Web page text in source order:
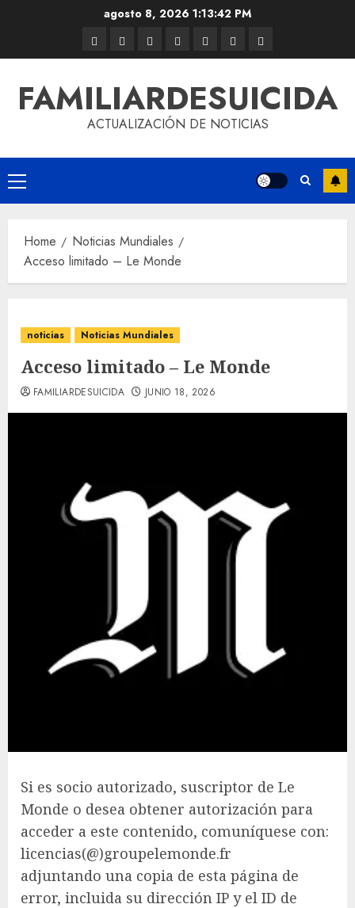
agosto 8, 2026 1:13:42 PM
FAMILIARDESUICIDA
ACTUALIZACIÓN DE NOTICIAS
Home
Noticias Mundiales
Acceso limitado – Le Monde
noticias Noticias Mundiales
Acceso limitado – Le Monde
FAMILIARDESUICIDA JUNIO 18, 2026
Si es socio autorizado, suscriptor de Le
Monde o desea obtener autorización para
acceder a este contenido, comuníquese con:
licencias(@)groupelemonde.fr
adjuntando una copia de esta página de
error, incluida su dirección IP y el ID de